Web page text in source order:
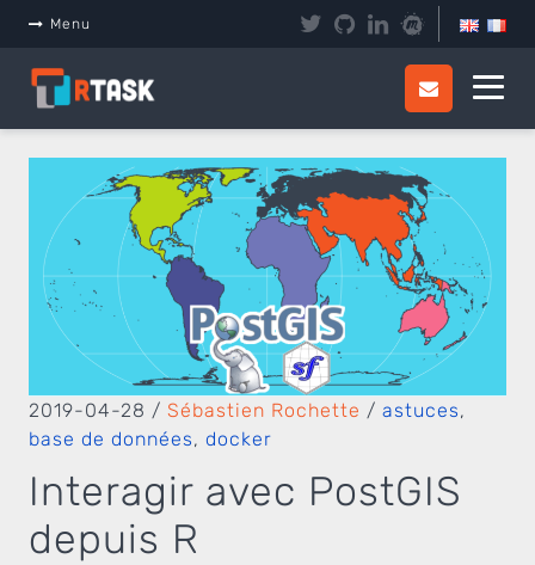
Menu
2019-04-28 / Sébastien Rochette / astuces,
base de données, docker
Interagir avec PostGIS
depuis R
Panneau de gestion des cookies